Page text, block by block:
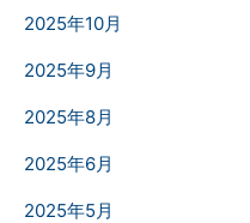
2025年10月
2025年9月
2025年8月
2025年6月
2025年5月